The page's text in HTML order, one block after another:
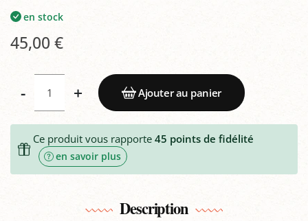
en stock
45,00 €
- + Ajouter au panier
Ce produit vous rapporte45 points de fidélité
en savoir plus
Description